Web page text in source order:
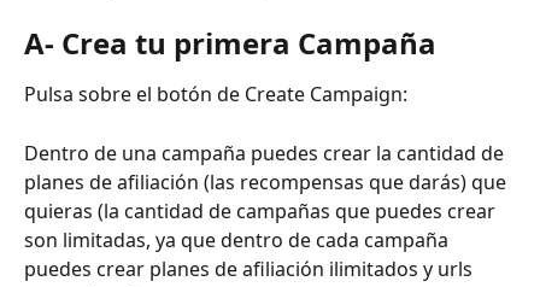
A- Crea tu primera Campaña
Pulsa sobre el botón de Create Campaign:
Dentro de una campaña puedes crear la cantidad de
planes de afiliación (las recompensas que darás) que
quieras (la cantidad de campañas que puedes crear
son limitadas, ya que dentro de cada campaña
puedes crear planes de afiliación ilimitados y urls